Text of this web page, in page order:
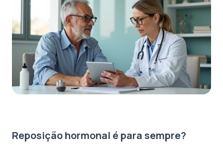
Reposição hormonal é para sempre?